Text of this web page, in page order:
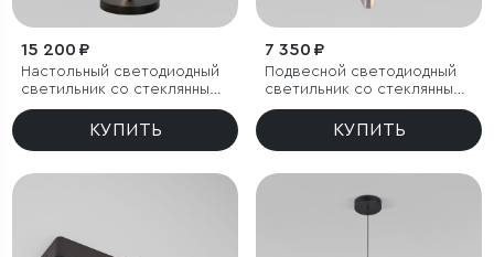
15 200 ₽
Настольный светодиодный
светильник со стеклянным
плафоном
КУПИТЬ
7 350 ₽
Подвесной светодиодный
светильник со стеклянным
плафоном
КУПИТЬ